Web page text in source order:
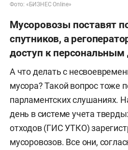
Фото: «БИЗНЕС Online»
Мусоровозы поставят
спутников, а
доступ к
А что делать с
мусора? Такой вопрос тоже
парламентских слушаниях.
день в системе учета
отходов (ГИС УТКО)
мусоровозов. Все они,